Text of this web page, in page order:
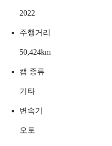
2022
주행거리
50,424km
캡 종류
기타
변속기
오토